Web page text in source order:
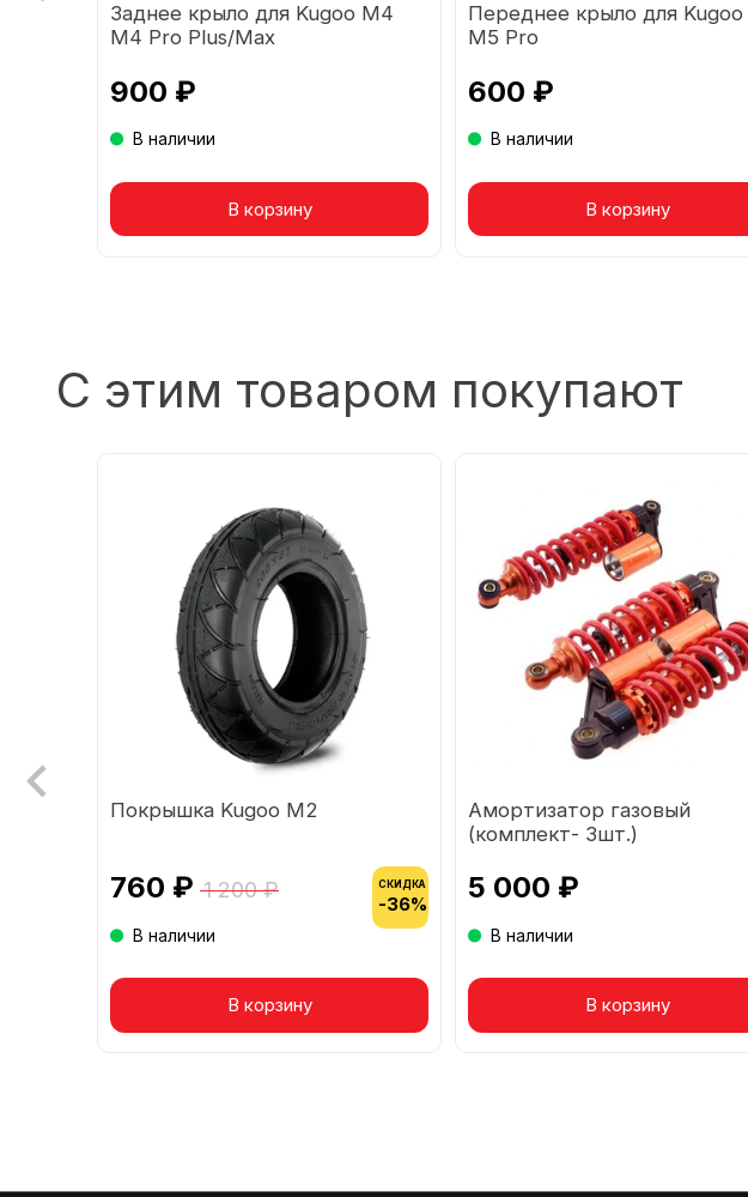
Товар в корзине
Заднее крыло для Kugoo М4
М4 Pro Plus/Max
900 ₽
В наличии
В корзину Товар в корзине
Переднее крыло для
M5 Pro
600 ₽
В наличии
В корзину
С этим товаром покупают
Товар в корзине
Покрышка Kugoo M2
760 ₽ 1 200 ₽ СКИДКА
-36%
В наличии
В корзину Товар в корзине
Амортизатор газовый
(комплект- 3шт.)
5 000 ₽
В наличии
В корзину